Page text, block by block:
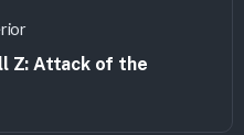
Z: Attack of the